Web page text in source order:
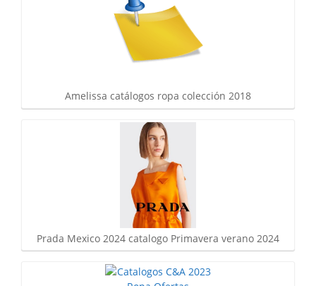
Amelissa catálogos ropa colección 2018
Prada Mexico 2024 catalogo Primavera verano 2024